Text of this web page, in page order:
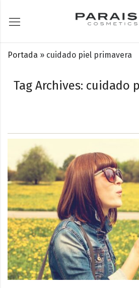
Tag Archives: cuidado
Portada » cuidado piel primavera